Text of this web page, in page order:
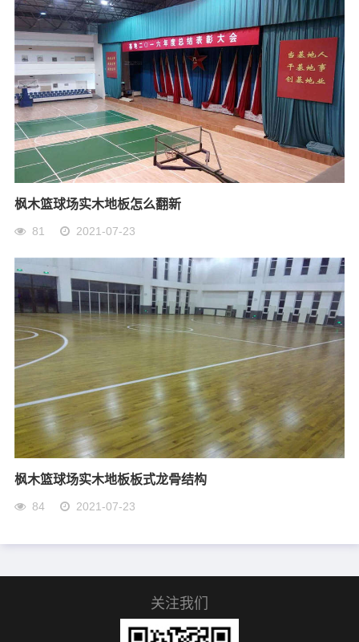
枫木篮球场实木地板怎么翻新
81 2021-07-23
枫木篮球场实木地板板式龙骨结构
84 2021-07-23
关注我们